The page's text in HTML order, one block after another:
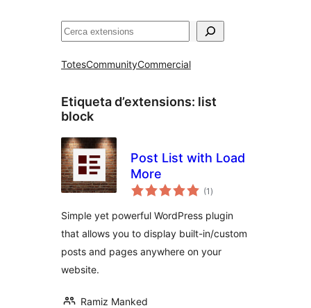
Cerca
TotesCommunityCommercial
Etiqueta d’extensions: list
block
Post List with Load
More
(1 puntuacions
totals
)
Simple yet powerful WordPress plugin
that allows you to display built-in/custom
posts and pages anywhere on your
website.
Ramiz Manked